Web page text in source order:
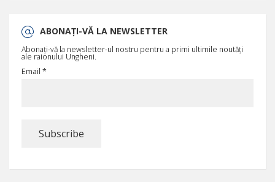
ABONAȚI-VĂ LA NEWSLETTER
Abonați-vă la newsletter-ul nostru pentru a primi ultimile noutăți
ale raionului Ungheni.
Email *